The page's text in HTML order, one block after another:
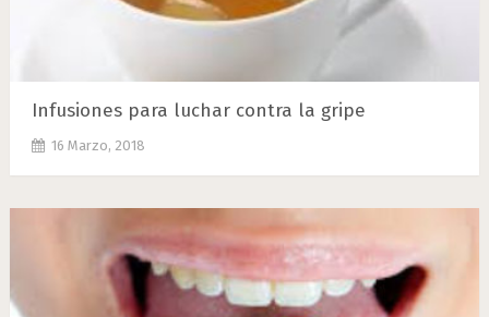
Infusiones para luchar contra la gripe
16 Marzo, 2018